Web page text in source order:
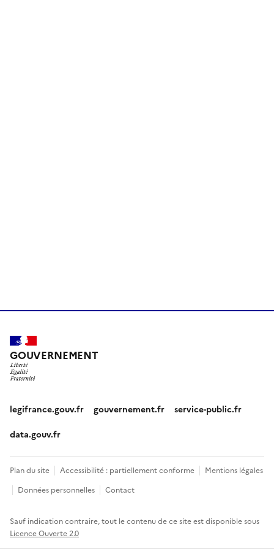
GOUVERNEMENT
legifrance.gouv.fr gouvernement.fr service-public.fr
data.gouv.fr
Plan du site Accessibilité : partiellement conforme
Mentions légales
Données personnelles
Contact
Sauf indication contraire, tout le contenu de ce site est disponible sous
Licence Ouverte 2.0